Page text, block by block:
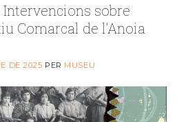
Intervencions sobre
Comarcal de l’Anoia
DE 2025 PER MUSEU